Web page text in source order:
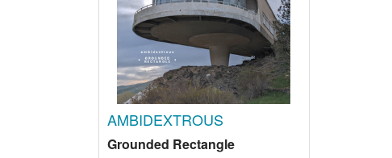
AMBIDEXTROUS
Grounded Rectangle